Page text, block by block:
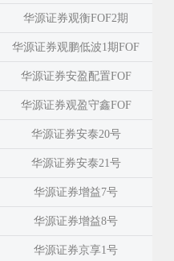
华源证券观衡FOF2期
华源证券观鹏低波1期FOF
华源证券安盈配置FOF
华源证券观盈守鑫FOF
华源证券安泰20号
华源证券安泰21号
华源证券增益7号
华源证券增益8号
华源证券京享1号